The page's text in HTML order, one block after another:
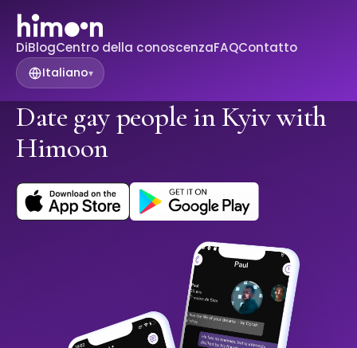
DiBlogCentro della conoscenzaFAQContatto
Italiano▾
Date gay people in Kyiv with
Himoon